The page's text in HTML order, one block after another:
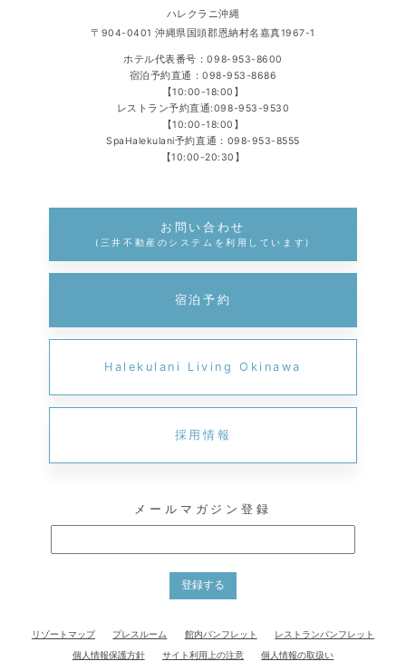
ハレクラニ沖縄
〒904-0401 沖縄県国頭郡恩納村名嘉真1967-1
ホテル代表番号：098-953-8600
宿泊予約直通：098-953-8686
【10:00-18:00】
レストラン予約直通:098-953-9530
【10:00-18:00】
SpaHalekulani予約直通： 098-953-8555
【10:00-20:30】
お問い合わせ
(三井不動産のシステムを利用しています)
宿泊予約
Halekulani Living Okinawa
採用情報
メールマガジン登録
登録する
リゾートマップ プレスルーム 館内パンフレット レストランパンフレット
個人情報保護方針 サイト利用上の注意 個人情報の取扱い